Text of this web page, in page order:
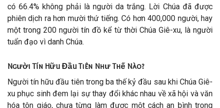
có 66.4% không phải là người da trắng. Lời Chúa đã được
phiên dịch ra hơn mười thứ tiếng. Có hơn 400,000 người, hay
một trong 200 người tín đồ kể từ thời Chúa Giê-xu, là người
tuẩn đạo vì danh Chúa.
Người Tín Hữu Đầu Tiên Như Thế Nào?
Người tín hữu đầu tiên trong ba thế kỷ đầu sau khi Chúa Giê-
xu phục sinh đem lại sự thay đổi khác nhau về xã hội và văn
hóa tôn giáo, chưa từng làm được một cách an bình trong